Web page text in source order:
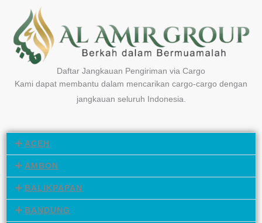
Daftar Jangkauan Pengiriman via Cargo
Kami dapat membantu dalam mencarikan cargo-cargo dengan
jangkauan seluruh Indonesia.
ACEH
AMBON
BALIKPAPAN
BANDUNG